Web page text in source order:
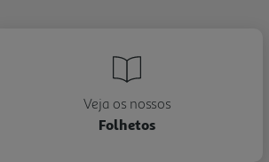
Veja os nossos
Folhetos